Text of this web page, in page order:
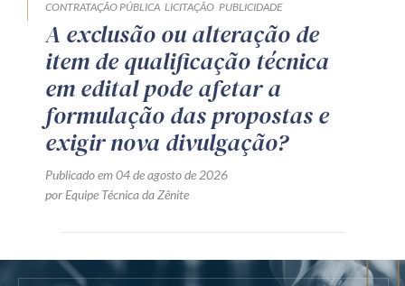
CONTRATAÇÃO PÚBLICA LICITAÇÃO PUBLICIDADE
A exclusão ou alteração de
item de qualificação técnica
em edital pode afetar a
formulação das propostas e
exigir nova divulgação?
Publicado em 04 de agosto de 2026
por Equipe Técnica da Zênite